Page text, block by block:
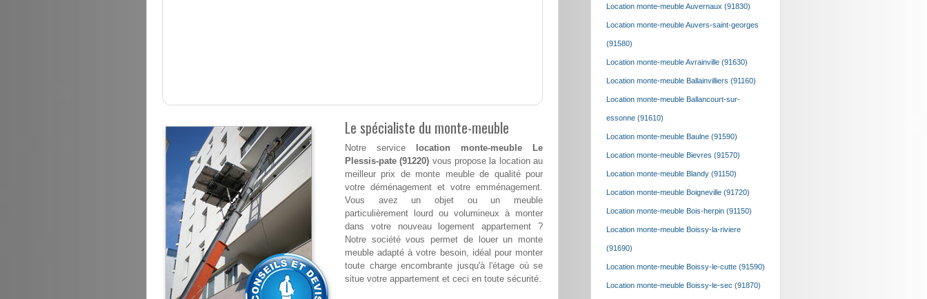
Le spécialiste du monte-meuble
Notre service
location monte-meuble Le
Plessis-pate (91220) vous propose la location au
meilleur prix de monte meuble de qualité pour
votre déménagement et votre emménagement.
Vous avez un objet ou un meuble
particulièrement lourd ou volumineux à monter
dans votre nouveau logement appartement ?
Notre société vous permet de louer un monte
meuble adapté à votre besoin, idéal pour monter
toute charge encombrante jusqu'à l'étage où se
situe votre appartement et ceci en toute sécurité.
Location monte-meuble Auvernaux (91830)
Location monte-meuble Auvers-saint-georges
(91580)
Location monte-meuble Avrainville (91630)
Location monte-meuble Ballainvilliers (91160)
Location monte-meuble Ballancourt-sur-
essonne (91610)
Location monte-meuble Baulne (91590)
Location monte-meuble Bievres (91570)
Location monte-meuble Blandy (91150)
Location monte-meuble Boigneville (91720)
Location monte-meuble Bois-herpin (91150)
Location monte-meuble Boissy-la-riviere
(91690)
Location monte-meuble Boissy-le-cutte (91590)
Location monte-meuble Boissy-le-sec (91870)